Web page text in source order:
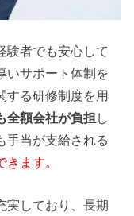
験者でも安心して
いサポート体制を
する研修制度を用
全額会社が負担 し
手当が支給される
ます。
実しており、長期